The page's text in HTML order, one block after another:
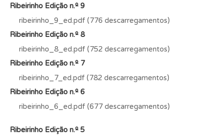
Ribeirinho Edição n.º 9
ribeirinho_9_ed.pdf (776 descarregamentos)
Ribeirinho Edição n.º 8
ribeirinho_8_ed.pdf (752 descarregamentos)
Ribeirinho Edição n.º 7
ribeirinho_7_ed.pdf (782 descarregamentos)
Ribeirinho Edição n.º 6
ribeirinho_6_ed.pdf (677 descarregamentos)
Ribeirinho Edição n.º 5